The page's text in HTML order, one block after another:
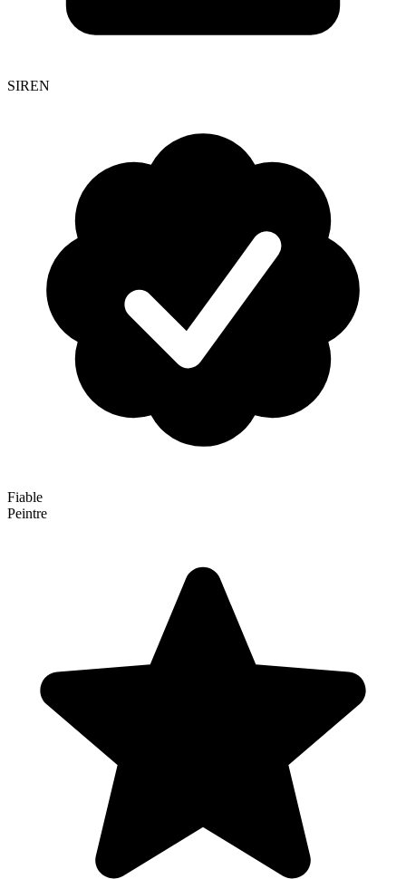
SIREN
Fiable
Peintre